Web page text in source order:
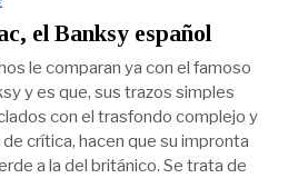
el Banksy español
le comparan ya con el famoso
y es que, sus trazos simples
con el trasfondo complejo y
de crítica, hacen que su impronta
a la del británico. Se trata de